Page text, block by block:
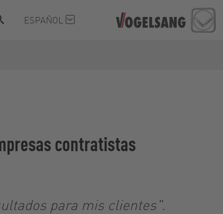
ESPAÑOL
contratistas
para mis clientes".